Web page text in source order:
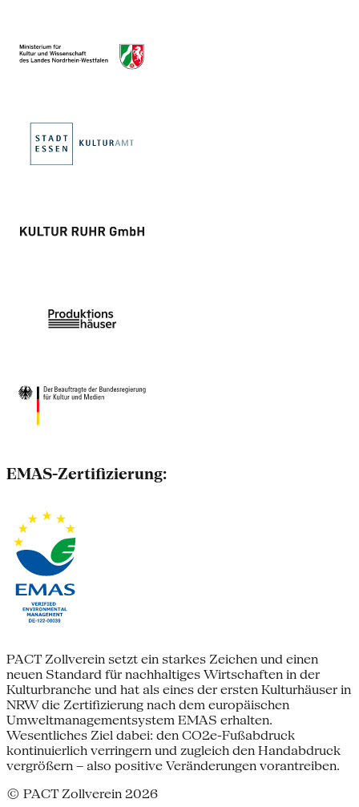
EMAS-Zertifizierung:
PACT Zollverein setzt ein starkes Zeichen und einen
neuen Standard für nachhaltiges Wirtschaften in der
Kulturbranche und hat als eines der ersten Kulturhäuser in
NRW die Zertifizierung nach dem europäischen
Umweltmanagementsystem EMAS erhalten.
Wesentliches Ziel dabei: den CO2e-Fußabdruck
kontinuierlich verringern und zugleich den Handabdruck
vergrößern – also positive Veränderungen vorantreiben.
© PACT Zollverein 2026